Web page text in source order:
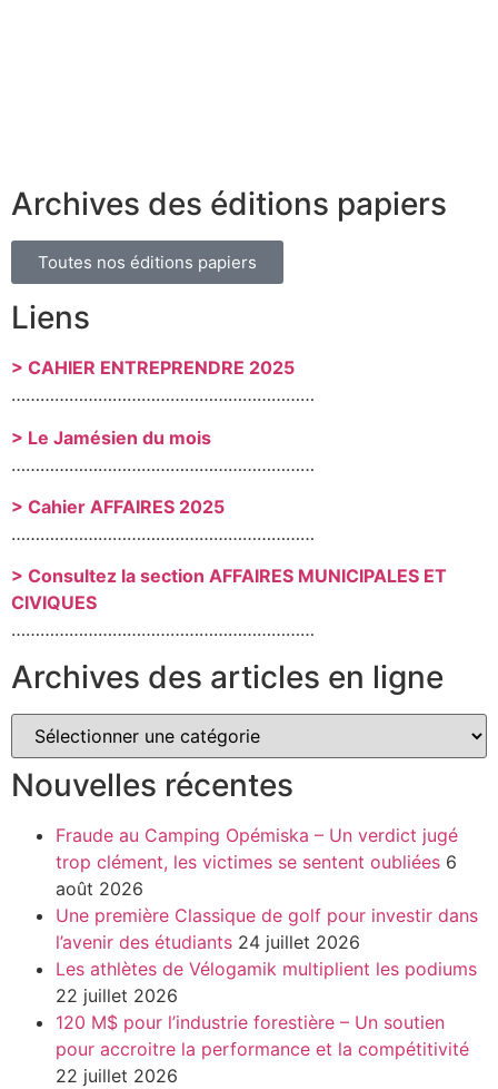
Archives des éditions papiers
Toutes nos éditions papiers
Liens
> CAHIER ENTREPRENDRE 2025
………………………………………………………
> Le Jamésien du mois
………………………………………………………
> Cahier AFFAIRES 2025
………………………………………………………
> Consultez la section AFFAIRES MUNICIPALES ET
CIVIQUES
………………………………………………………
Archives des articles en ligne
Nouvelles récentes
Fraude au Camping Opémiska – Un verdict jugé
trop clément, les victimes se sentent oubliées 6
août 2026
Une première Classique de golf pour investir dans
l’avenir des étudiants 24 juillet 2026
Les athlètes de Vélogamik multiplient les podiums
22 juillet 2026
120 M$ pour l’industrie forestière – Un soutien
pour accroitre la performance et la compétitivité
22 juillet 2026